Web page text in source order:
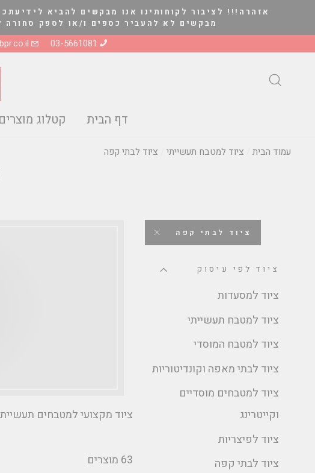
אזהרה!!! לציבור לקוחותינו אנו מבקשים להביא
מבקשים לא להעביר כספים ו/או לספק סחורה ללא אימות
03-5661081
דף הבית קטלוג מוצרים
עמוד הבית ציוד למטבח תעשייתי ציוד לבתי קפה
ציוד לבתי קפה
ציוד לפי עיסוק
ציוד למסעדות
ציוד למטבח תעשייתי
ציוד למטבח המוסדי
ציוד לבתי מאפה וקונדיטוריות
ציוד למטבחים מוסדיים
וקייטרינג
ציוד לפיצריות
ציוד לבתי קפה
ציוד מקצועי למטבחים
63 מוצרים